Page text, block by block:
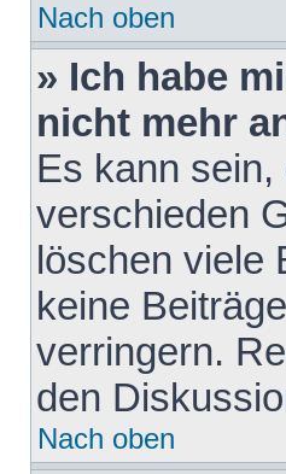
Nach oben
» Ich habe
nicht mehr
Es kann
verschieden
löschen viele
keine
verringern.
den
Nach oben